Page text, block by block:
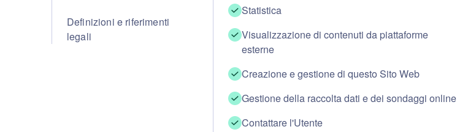
Definizioni e riferimenti
legali
Statistica
Visualizzazione di contenuti da piattaforme
esterne
Creazione e gestione di questo Sito Web
Gestione della raccolta dati e dei sondaggi online
Contattare l'Utente